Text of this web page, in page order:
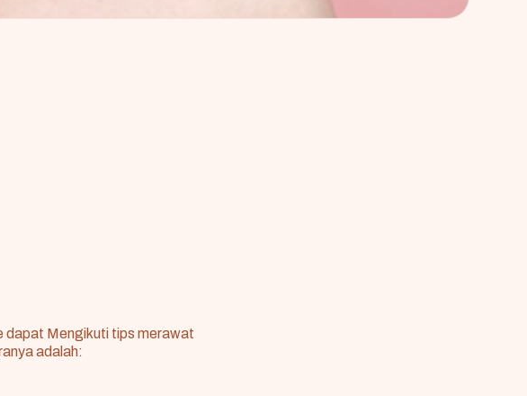
dapat Mengikuti tips merawat
adalah: